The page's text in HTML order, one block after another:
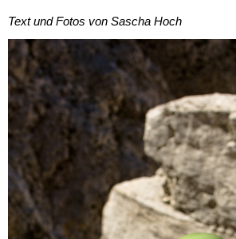
Text und Fotos von Sascha Hoch